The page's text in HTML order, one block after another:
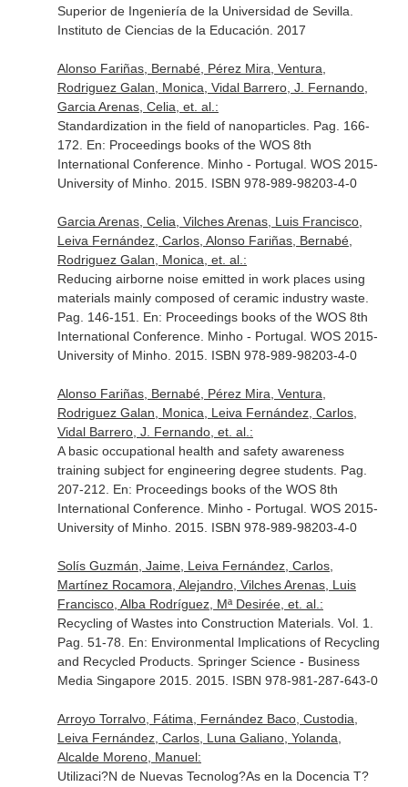
Superior de Ingeniería de la Universidad de Sevilla
Instituto de Ciencias de la Educación. 2017
Alonso Fariñas, Bernabé, Pérez Mira, Ventura,
Rodriguez Galan, Monica, Vidal Barrero, J. Fernando,
Garcia Arenas, Celia, et. al.:
Standardization in the field of nanoparticles. Pag. 166-
172. En: Proceedings books of the WOS 8th
International Conference. Minho - Portugal. WOS 2015-
University of Minho. 2015. ISBN 978-989-98203-4-0
Garcia Arenas, Celia, Vilches Arenas, Luis Francisco,
Leiva Fernández, Carlos, Alonso Fariñas, Bernabé,
Rodriguez Galan, Monica, et. al.:
Reducing airborne noise emitted in work places using
materials mainly composed of ceramic industry waste.
Pag. 146-151. En: Proceedings books of the WOS 8th
International Conference. Minho - Portugal. WOS 2015-
University of Minho. 2015. ISBN 978-989-98203-4-0
Alonso Fariñas, Bernabé, Pérez Mira, Ventura,
Rodriguez Galan, Monica, Leiva Fernández, Carlos,
Vidal Barrero, J. Fernando, et. al.:
A basic occupational health and safety awareness
training subject for engineering degree students. Pag.
207-212. En: Proceedings books of the WOS 8th
International Conference. Minho - Portugal. WOS 2015-
University of Minho. 2015. ISBN 978-989-98203-4-0
Solís Guzmán, Jaime, Leiva Fernández, Carlos,
Martínez Rocamora, Alejandro, Vilches Arenas, Luis
Francisco, Alba Rodríguez, Mª Desirée, et. al.:
Recycling of Wastes into Construction Materials. Vol. 1.
Pag. 51-78. En: Environmental Implications of Recycling
and Recycled Products. Springer Science - Business
Media Singapore 2015. 2015. ISBN 978-981-287-643-0
Arroyo Torralvo, Fátima, Fernández Baco, Custodia,
Leiva Fernández, Carlos, Luna Galiano, Yolanda,
Alcalde Moreno, Manuel:
Utilizaci?N de Nuevas Tecnolog?As en la Docencia T?